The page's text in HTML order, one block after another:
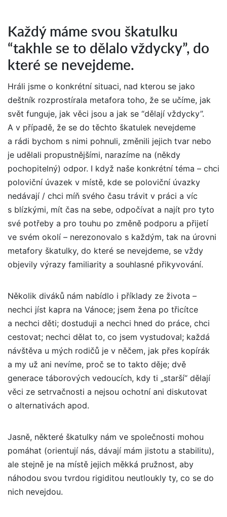
Každý máme svou škatulku
“takhle se to dělalo vždycky”, do
které se nevejdeme.
Hráli jsme o konkrétní situaci, nad kterou se jako
deštník rozprostírala metafora toho, že se učíme, jak
svět funguje, jak věci jsou a jak se “dělají vždycky”.
A v případě, že se do těchto škatulek nevejdeme
a rádi bychom s nimi pohnuli, změnili jejich tvar nebo
je udělali propustnějšími, narazíme na (někdy
pochopitelný) odpor. I když naše konkrétní téma – chci
poloviční úvazek v místě, kde se poloviční úvazky
nedávají / chci míň svého času trávit v práci a víc
s blízkými, mít čas na sebe, odpočívat a najít pro tyto
své potřeby a pro touhu po změně podporu a přijetí
ve svém okolí – nerezonovalo s každým, tak na úrovni
metafory škatulky, do které se nevejdeme, se vždy
objevily výrazy familiarity a souhlasné přikyvování.
Několik diváků nám nabídlo i příklady ze života –
nechci jíst kapra na Vánoce; jsem žena po třicítce
a nechci děti; dostuduji a nechci hned do práce, chci
cestovat; nechci dělat to, co jsem vystudoval; každá
návštěva u mých rodičů je v něčem, jak přes kopírák
a my už ani nevíme, proč se to takto děje; dvě
generace táborových vedoucích, kdy ti „starší“ dělají
věci ze setrvačnosti a nejsou ochotní ani diskutovat
o alternativách apod.
Jasně, některé škatulky nám ve společnosti mohou
pomáhat (orientují nás, dávají mám jistotu a stabilitu),
ale stejně je na místě jejich měkká pružnost, aby
náhodou svou tvrdou rigiditou neutloukly ty, co se do
nich nevejdou.